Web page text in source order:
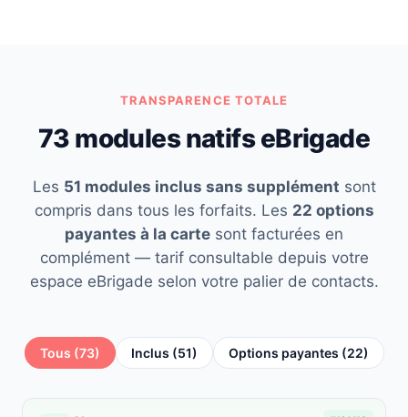
TRANSPARENCE TOTALE
73 modules natifs eBrigade
Les 51 modules inclus sans supplément sont
compris dans tous les forfaits. Les 22 options
payantes à la carte sont facturées en
complément — tarif consultable depuis votre
espace eBrigade selon votre palier de contacts.
Tous (73) Inclus (51) Options payantes (22)